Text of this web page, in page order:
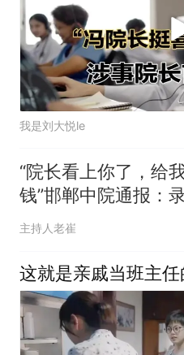
我是刘大悦le
“院长看上你了，给
钱”邯郸中院通报：
实
主持人老崔
这就是亲戚当班主任